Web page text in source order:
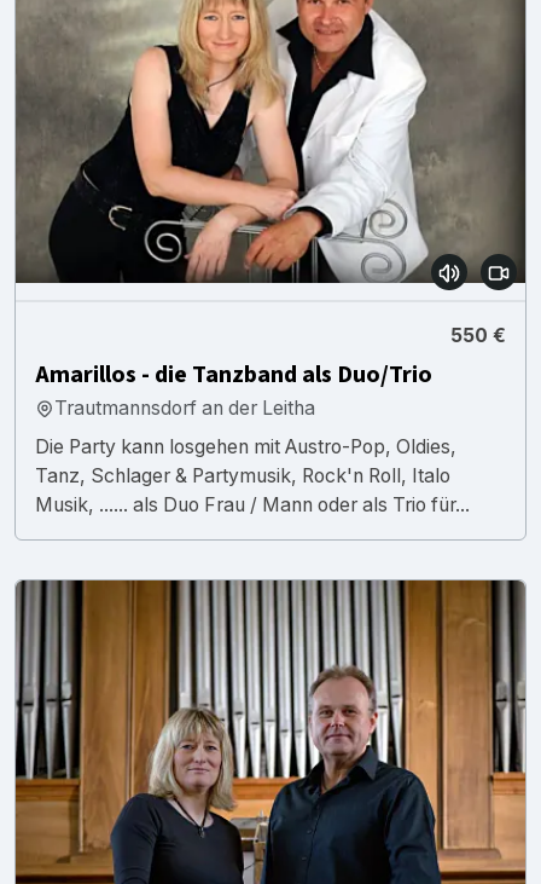
550 €
Amarillos - die Tanzband als Duo/Trio
Trautmannsdorf an der Leitha
Die Party kann losgehen mit Austro-Pop, Oldies,
Tanz, Schlager & Partymusik, Rock'n Roll, Italo
Musik, ...... als Duo Frau / Mann oder als Trio für...